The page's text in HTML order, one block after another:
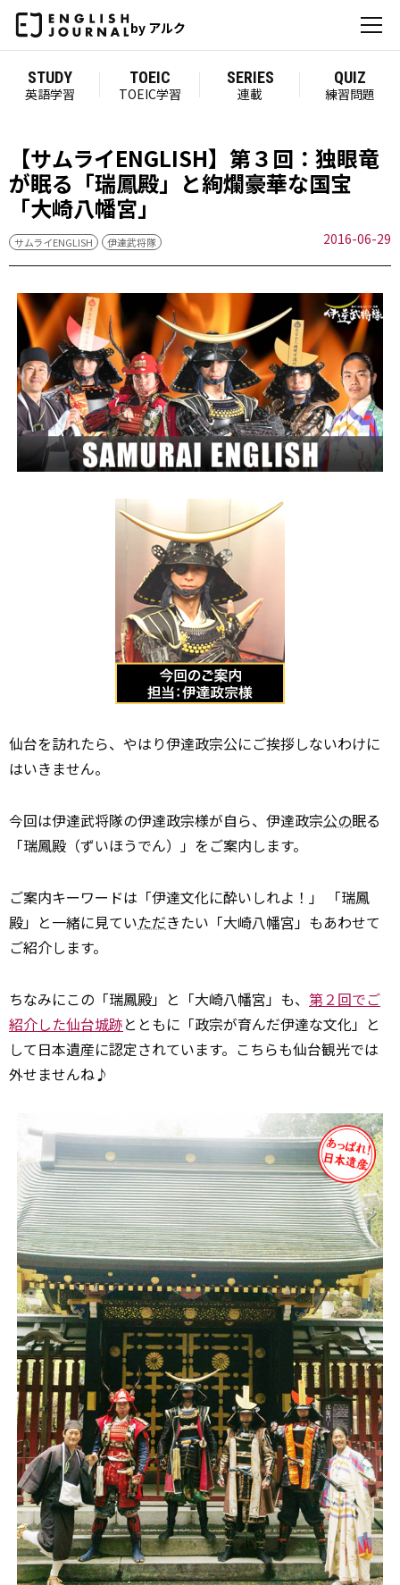
by アルク
STUDY
英語学習
TOEIC
TOEIC学習
SERIES
連載
QUIZ
練習問題
【サムライENGLISH】第３回：独眼竜
が眠る「瑞鳳殿」と絢爛豪華な国宝
「大崎八幡宮」
サムライENGLISH 伊達武将隊 2016-06-29
仙台を訪れたら、やはり伊達政宗公にご挨拶しないわけに
はいきません。
今回は伊達武将隊の伊達政宗様が自ら、伊達政宗公の眠る
「瑞鳳殿（ずいほうでん）」をご案内します。
ご案内キーワードは「伊達文化に酔いしれよ！」 「瑞鳳
殿」と一緒に見ていただきたい「大崎八幡宮」もあわせて
ご紹介します。
ちなみにこの「瑞鳳殿」と「大崎八幡宮」も、 第２回でご
紹介した仙台城跡とともに「政宗が育んだ伊達な文化」と
して日本遺産に認定されています。こちらも仙台観光では
外せませんね♪